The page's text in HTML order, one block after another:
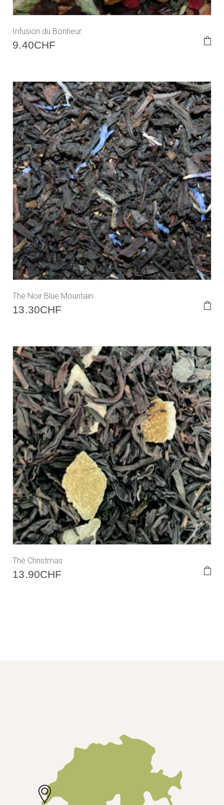
Infusion du Bonheur
9.40CHF
Thé Noir Blue Mountain
13.30CHF
Thé Christmas
13.90CHF